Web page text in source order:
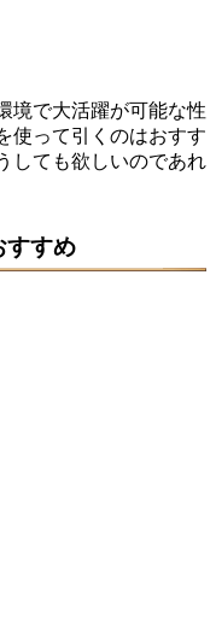
境で大活躍が可能な性
使って引くのはおすす
しても欲しいのであれ
すすめ